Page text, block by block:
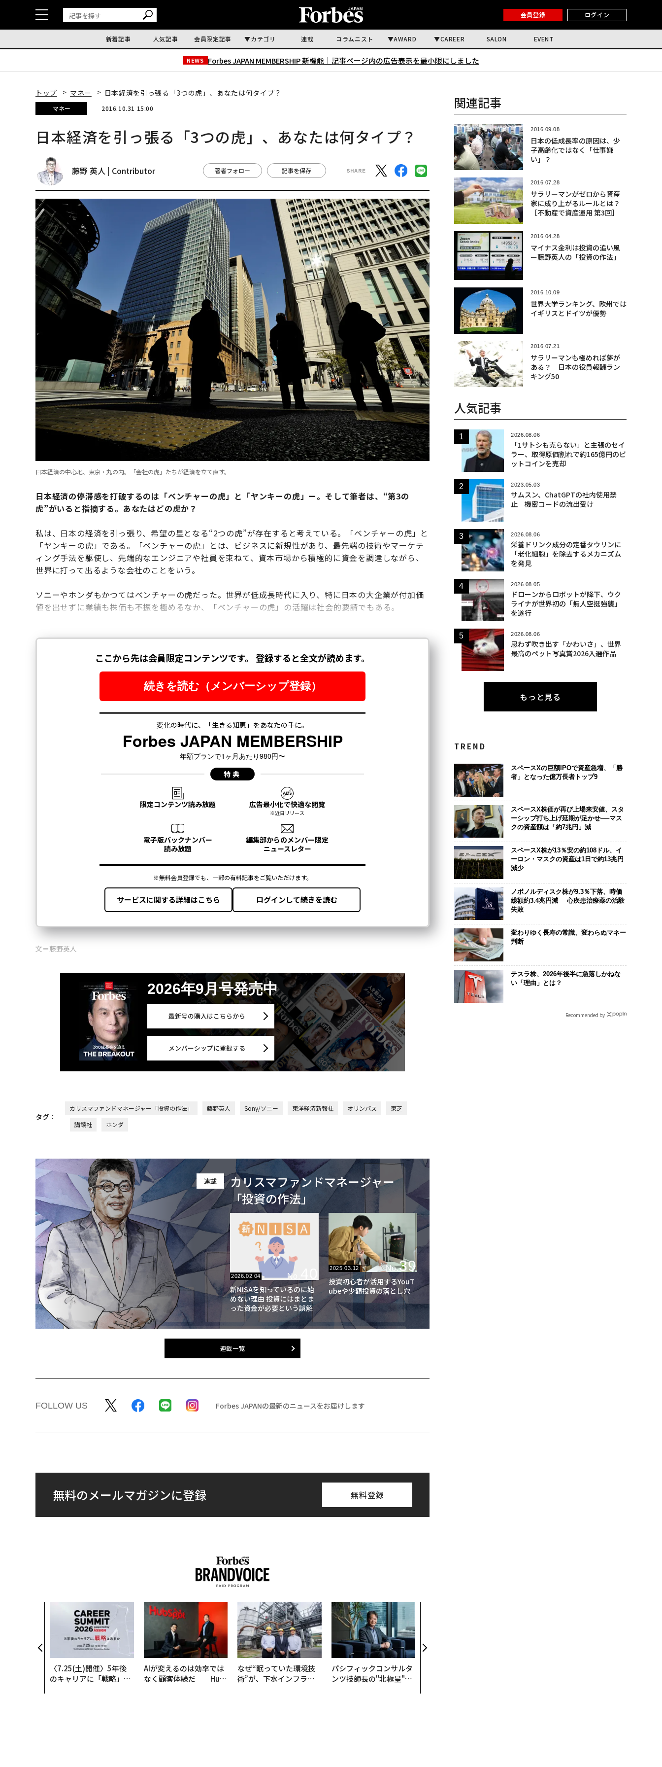
会員登録 ログイン
新着記事 人気記事 会員限定記事 カテゴリ 連載 コラムニスト AWARD CAREER SALON EVENT
NEWS Forbes JAPAN MEMBERSHIP 新機能｜ 記事ページ内の広告表示を最小限にしました
トップ マネー 日本経済を引っ張る「3つの虎」、あなたは何タイプ？
マネー 2016.10.31 15:00
日本経済を引っ張る「3つの虎」、あなたは何タイプ？
藤野 英人 | Contributor 著者フォロー 記事を保存
日本経済の中心地、東京・丸の内。「会社の虎」たちが経済を立て直す。
日本経済の停滞感を打破するのは「ベンチャーの虎」と「ヤンキーの虎」ー。そして筆者は、“第3の
虎”がいると指摘する。あなたはどの虎か？
私は、日本の経済を引っ張り、希望の星となる“2つの虎”が存在すると考えている。「ベンチャーの虎」と
「ヤンキーの虎」である。「ベンチャーの虎」とは、ビジネスに新規性があり、最先端の技術やマーケテ
ィング手法を駆使し、先端的なエンジニアや社員を束ねて、資本市場から積極的に資金を調達しながら、
世界に打って出るような会社のことをいう。
ソニーやホンダもかつてはベンチャーの虎だった。世界が低成長時代に入り、特に日本の大企業が付加価
値を出せずに業績も株価も不振を極めるなか、「ベンチャーの虎」の活躍は社会的要請でもある。
文＝藤野英人
2026年9月号発売中
最新号の購入はこちらから
メンバーシップに登録する
タグ：
カリスマファンドマネージャー「投資の作法」 藤野英人 Sony/ソニー 東洋経済新報社 オリンパス
東芝
講談社
ホンダ
連載
カリスマファンドマネージャー
「投資の作法」
2026.02.04 No.
新NISAを知っているのに始
めない理由 投資にはまとま
った資金が必要という誤解
2025.03.12 No.39
投資初心者が活用するYouT
ubeや少額投資の落とし穴
連載一覧
FOLLOW US Forbes JAPANの最新のニュースをお届けします
無料のメールマガジンに登録 無料登録
〈7.25(土)開催〉5年後
のキャリアに「戦略」は
AIが変えるのは効率では
なく顧客体験だ──Hub
なぜ“眠っていた環境技
術”が、下水インフラを
パシフィックコンサルタ
ンツ技師長の"北極星"。
関連記事
2016.09.08
日本の低成長率の原因は、少
子高齢化ではなく「仕事嫌
い」？
2016.07.28
サラリーマンがゼロから資産
家に成り上がるルールとは？
［不動産で資産運用 第3回］
2016.04.28
マイナス金利は投資の追い風
ー藤野英人の「投資の作法」
2016.10.09
世界大学ランキング、欧州では
イギリスとドイツが優勢
2016.07.21
サラリーマンも極めれば夢が
ある？ 日本の役員報酬ラン
キング50
人気記事
2026.08.06
「1サトシも売らない」と主張のセイ
ラー、取得原価割れで約165億円のビ
ットコインを売却
2023.05.03
サムスン、ChatGPTの社内使用禁
止 機密コードの流出受け
2026.08.06
栄養ドリンク成分の定番タウリンに
「老化細胞」を除去するメカニズム
を発見
2026.08.05
ドローンからロボットが降下、ウク
ライナが世界初の「無人空挺強襲」
を遂行
2026.08.06
思わず吹き出す「かわいさ」、世界
最高のペット写真賞2026入選作品
もっと見る
TREND
スペースXの巨額IPOで資産急増、「勝
者」となった億万長者トップ9
スペースX株価が再び上場来安値、スタ
ーシップ打ち上げ延期が足かせ──マス
クの資産額は「約7兆円」減
スペースX株が13％安の約108ドル、イ
ーロン・マスクの資産は1日で約13兆円
減少
ノボノルディスク株が9.3％下落、時価
総額約3.4兆円減──心疾患治療薬の治験
失敗
変わりゆく長寿の常識、変わらぬマネー
判断
テスラ株、2026年後半に急落しかねな
い「理由」とは？
Recommended by